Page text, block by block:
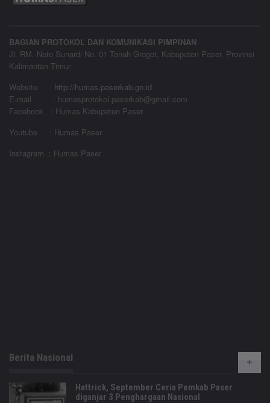
BAGIAN PROTOKOL DAN KOMUNIKASI PIMPINAN
Jl. RM. Noto Sunardi No. 01 Tanah Grogot, Kabupaten Paser, Provinsi
Kalimantan Timur
Website
: http://humas.paserkab.go.id
E-mail : humasprotokol.paserkab@gmail.com
Facebook : Humas Kabupaten Paser
Youtube : Humas Paser
Instagram : Humas Paser
Berita Nasional
Hattrick, September Ceria Pemkab Paser
diganjar 3 Penghargaan Nasional